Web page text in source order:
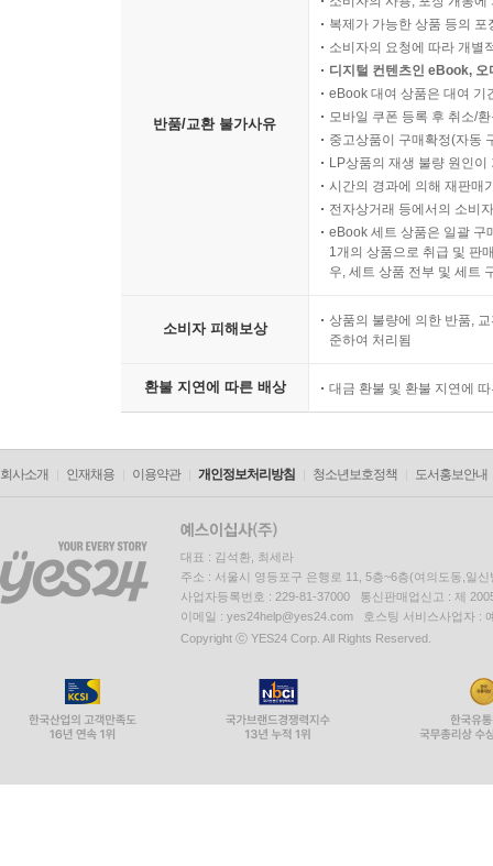
반품/교환 불가사유
복제가 가능한 상품 등의
소비자의 요청에 따라 개별
디지털 컨텐츠인 eBook,
eBook 대여 상품은 대여 기
모바일 쿠폰 등록 후 취소/
중고상품이 구매확정(자동
LP상품의 재생 불량 원인
시간의 경과에 의해 재판매
전자상거래 등에서의 소비
eBook 세트 상품은 일괄 구
1개의 상품으로 취급 및 판
우, 세트 상품 전부 및 세트
소비자 피해보상
상품의 불량에 의한 반품,
준하여 처리됨
환불 지연에 따른 배상 대금 환불 및 환불 지연에
회사소개 인재채용 이용약관 개인정보처리방침 청소년보호정책 도서홍보안내
대표 : 김석환, 최세라
주소 : 서울시 영등포구 은행로 11, 5층~6층(여의도동,일신
사업자등록번호 : 229-81-37000 통신판매업신고 : 제
이메일 : yes24help@yes24.com 호스팅 서비스사업자 :
Copyright ⓒ YES24 Corp. All Rights Reserved.